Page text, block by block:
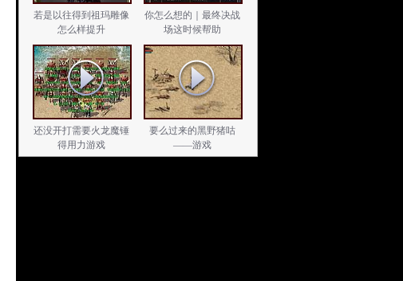
若是以往得到祖玛雕像
怎么样提升
你怎么想的｜最终决战
场这时候帮助
还没开打需要火龙魔锤
得用力游戏
要么过来的黑野猪咕
——游戏